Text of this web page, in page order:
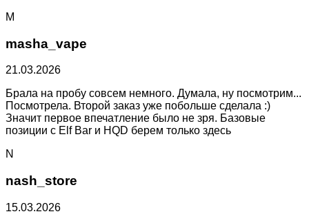
M
masha_vape
21.03.2026
Брала на пробу совсем немного. Думала, ну посмотрим...
Посмотрела. Второй заказ уже побольше сделала :)
Значит первое впечатление было не зря. Базовые
позиции с Elf Bar и HQD берем только здесь
N
nash_store
15.03.2026